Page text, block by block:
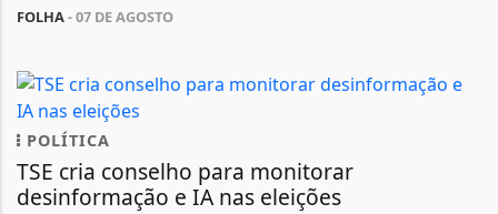
FOLHA- 07 DE AGOSTO
POLÍTICA
TSE cria conselho para monitorar
desinformação e IA nas eleições